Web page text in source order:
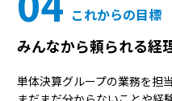
これからの目標
みんなから頼られる経
単体決算グループの業務を担